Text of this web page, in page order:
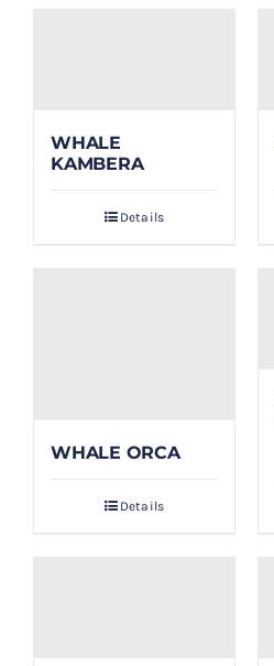
WHALE
KAMBERA
Details
WHALE ORCA
Details